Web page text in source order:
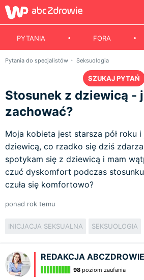
PYTANIA FORA
Pytania do specjalistów Seksuologia
SZUKAJ PYTAŃ
Stosunek z dziewicą -
zachować?
Moja kobieta jest starsza pół roku
dziewicą, co rzadko się dziś
spotykam się z dziewicą i mam
czuć dyskomfort podczas
czuła się komfortowo?
ponad rok temu
INICJACJA SEKSUALNA SEKSUOLOGIA
REDAKCJA ABCZDROWIE
98 poziom zaufania